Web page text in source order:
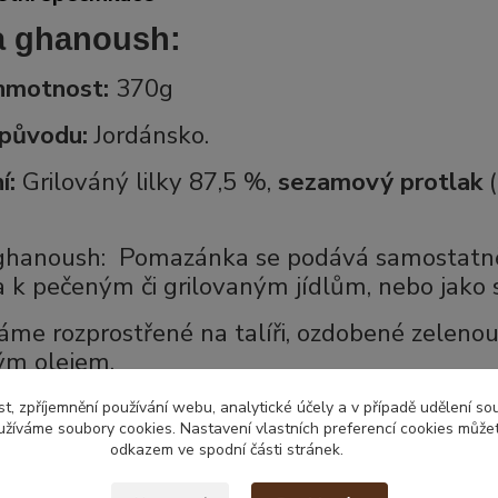
ghanoush:
370g
Jordánsko.
Grilováný lilky 87,5 %, sezamový protlak
Pomazánka se podává
k pečeným či grilovaným jídlům, nebo
rozprostřené na talíři, ozdobené
olejem.
a chutnější požitek přidáme rozetřený
zpříjemnění používání webu, analytické účely a v případě udělení
soubory cookies. Nastavení vlastních preferencí cookies
odkazem ve spodní části stránek.